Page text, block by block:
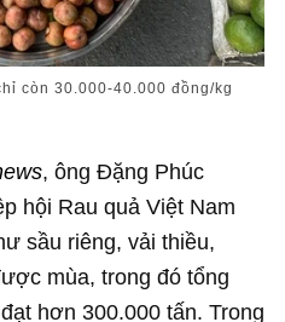
còn 30.000-40.000 đồng/kg
, ông Đặng Phúc
hội Rau quả Việt Nam
sầu riêng, vải thiều,
mùa, trong đó tổng
hơn 300.000 tấn. Trong